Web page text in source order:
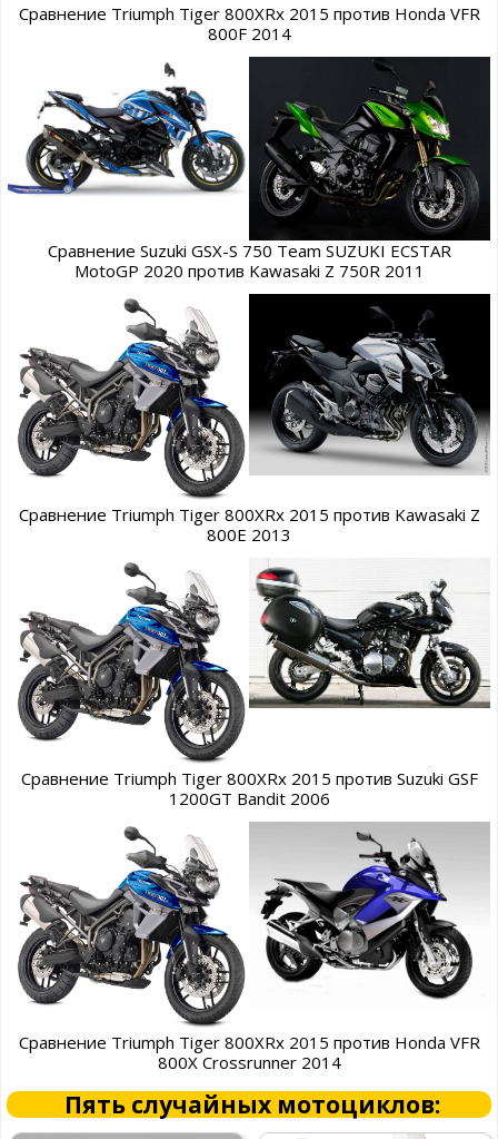
Сравнение Triumph Tiger 800XRx 2015 против Honda VFR
800F 2014
Сравнение Suzuki GSX-S 750 Team SUZUKI ECSTAR
MotoGP 2020 против Kawasaki Z 750R 2011
Сравнение Triumph Tiger 800XRx 2015 против Kawasaki Z
800E 2013
Сравнение Triumph Tiger 800XRx 2015 против Suzuki GSF
1200GT Bandit 2006
Сравнение Triumph Tiger 800XRx 2015 против Honda VFR
800X Crossrunner 2014
Пять случайных мотоциклов: